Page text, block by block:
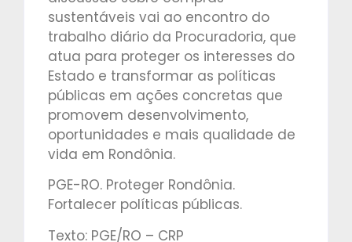
sustentáveis vai ao encontro do
trabalho diário da Procuradoria, que
atua para proteger os interesses do
Estado e transformar as políticas
públicas em ações concretas que
promovem desenvolvimento,
oportunidades e mais qualidade de
vida em Rondônia.
PGE-RO. Proteger Rondônia.
Fortalecer políticas públicas.
Texto: PGE/RO – CRP